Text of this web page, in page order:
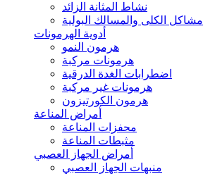
نشاط المثانة الزائد
مشاكل الكلى والمسالك البولية
أدوية الهرمونات
هرمون النمو
هرمونات مركبة
اضطرابات الغدة الدرقية
هرمونات غير مركبة
هرمون الكورتيزون
أمراض المناعة
محفزات المناعة
مثبطات المناعة
أمراض الجهاز العصبي
منبهات الجهاز العصبي